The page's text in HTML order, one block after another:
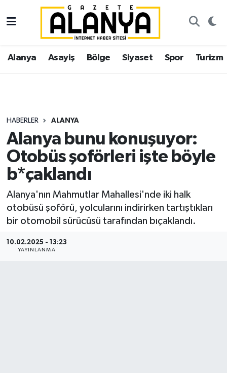
Alanya Asayiş Bölge Siyaset Spor Turizm
HABERLER ALANYA
Alanya bunu konuşuyor:
Otobüs şoförleri işte böyle
b*çaklandı
Alanya'nın Mahmutlar Mahallesi'nde iki halk
otobüsü şoförü, yolcularını indirirken tartıştıkları
bir otomobil sürücüsü tarafından bıçaklandı.
10.02.2025 - 13:23
YAYINLANMA
Alanya
Asayiş
Siyaset
Spor
Turizm
Ekonomi
Gazipaşa
İstanbul Nöbetçi Eczaneler
İstanbul Hava Durumu
Süper Lig Puan Durumu ve Fikstür
Tüm Manşetler
Son Dakika Haberleri
Haber Arşivi